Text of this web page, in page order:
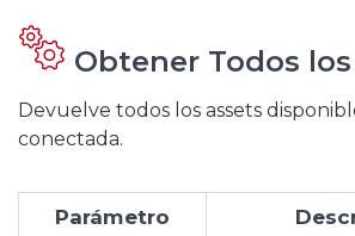
Obtener Todos
Devuelve todos los assets
conectada.
Parámetro